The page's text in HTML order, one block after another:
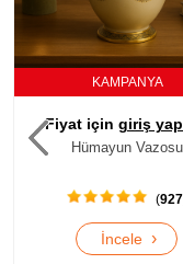
KAMPANYA
Fiyat için giriş
Hümayun Vazosu
(927
İncele ›